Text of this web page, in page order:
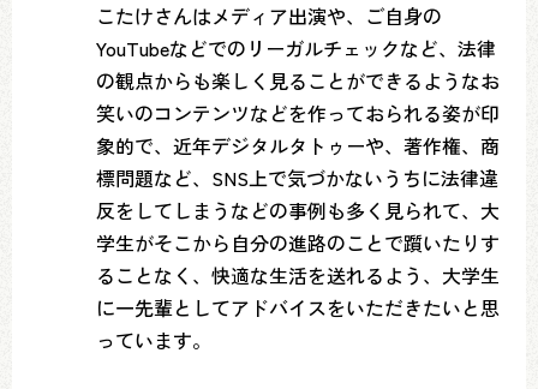
こたけさんはメディア出演や、ご自身の
YouTubeなどでのリーガルチェックなど、法律
の観点からも楽しく見ることができるようなお
笑いのコンテンツなどを作っておられる姿が印
象的で、近年デジタルタトゥーや、著作権、商
標問題など、SNS上で気づかないうちに法律違
反をしてしまうなどの事例も多く見られて、大
学生がそこから自分の進路のことで躓いたりす
ることなく、快適な生活を送れるよう、大学生
に一先輩としてアドバイスをいただきたいと思
っています。